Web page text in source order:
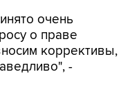
очень
о праве
коррективы,
-